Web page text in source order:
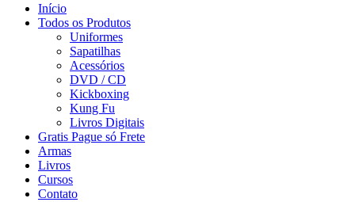
Início
Todos os Produtos
Uniformes
Sapatilhas
Acessórios
DVD / CD
Kickboxing
Kung Fu
Livros Digitais
Gratis Pague só Frete
Armas
Livros
Cursos
Contato